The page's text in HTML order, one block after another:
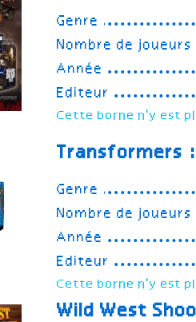
Genre
Nombre de joueurs
Année
Editeur
Cette borne n'y est
Transformers :
Genre
Nombre de joueurs
Année
Editeur
Cette borne n'y est
Wild West